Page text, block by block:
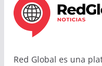
Red Global es una